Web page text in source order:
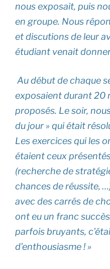
nous exposait, puis
en groupe. Nous
et discutions de leur
étudiant venait
Au début de chaque
exposaient durant 20
proposés. Le soir,
du jour » qui était
Les exercices qui les
étaient ceux
(recherche de
chances de réussite,
avec des carrés de
ont eu un franc
parfois bruyants,
d’enthousiasme ! »